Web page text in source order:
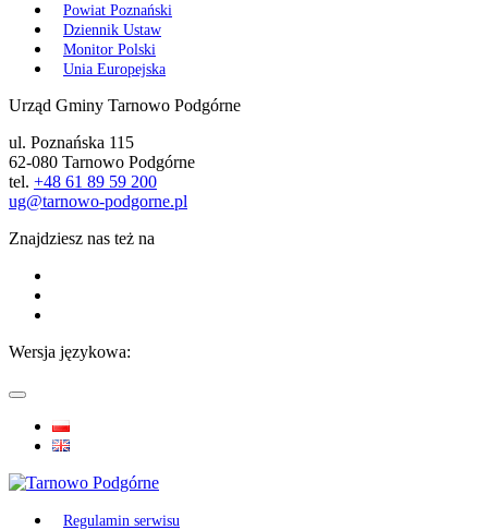
Powiat Poznański
Dziennik Ustaw
Monitor Polski
Unia Europejska
Urząd Gminy Tarnowo Podgórne
ul. Poznańska 115
62-080 Tarnowo Podgórne
tel. +48 61 89 59 200
ug@tarnowo-podgorne.pl
Znajdziesz nas też na
Wersja językowa:
Regulamin serwisu